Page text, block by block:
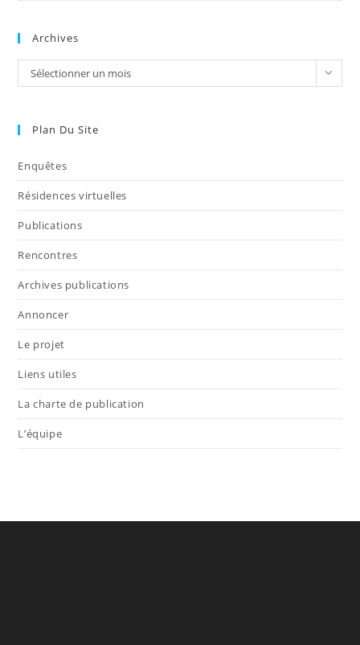
Archives
Sélectionner un mois
Plan Du Site
Enquêtes
Résidences virtuelles
Publications
Rencontres
Archives publications
Annoncer
Le projet
Liens utiles
La charte de publication
L’équipe